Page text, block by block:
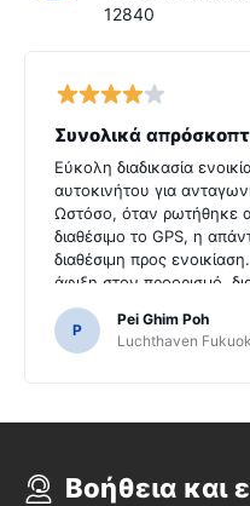
12840
Εύκολη διαδικασία
αυτοκινήτου για
Ωστόσο, όταν ρωτήθηκε
διαθέσιμο το GPS, η
διαθέσιμη προς
άφιξη στον προορισμό,
ότι το αυτοκίνητο ήρθε
τρομερό εάν
αγοράσουμε ένα GPS,
P
Pei Ghim Poh
Luchthaven
Βοήθεια και